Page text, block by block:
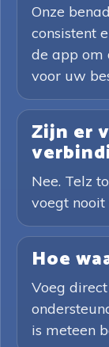
Onze
consistent
de app om
voor uw
Zijn er
Nee. Telz
voegt nooit
Hoe
Voeg
is meteen